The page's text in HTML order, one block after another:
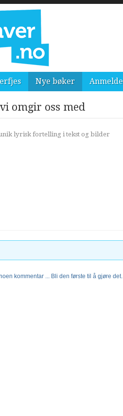
Nye bøker
omgir oss med
lyrisk fortelling i tekst og bilder
kommentar ... Bli den første til å gjøre det.